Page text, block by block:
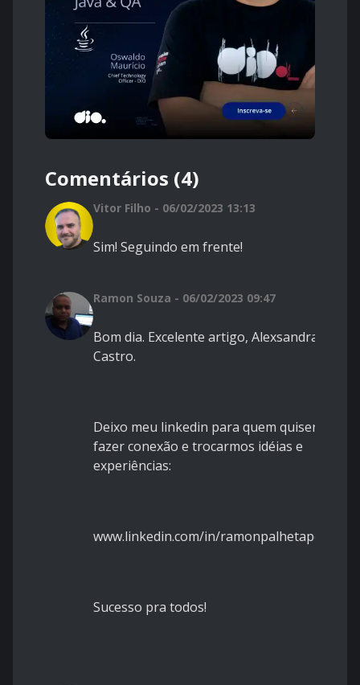
Comentários (4)
Vitor Filho - 06/02/2023 13:13
Sim! Seguindo em frente!
Ramon Souza - 06/02/2023 09:47
Bom dia. Excelente artigo, Alexsandra
Castro.
Deixo meu linkedin para quem quiser
fazer conexão e trocarmos idéias e
experiências:
www.linkedin.com/in/ramonpalhetapessoa
Sucesso pra todos!